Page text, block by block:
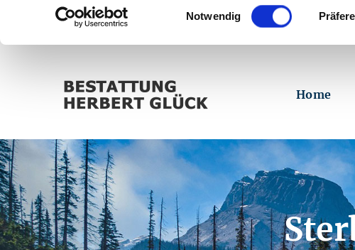
Einwilligungsauswahl
Notwendig
Home